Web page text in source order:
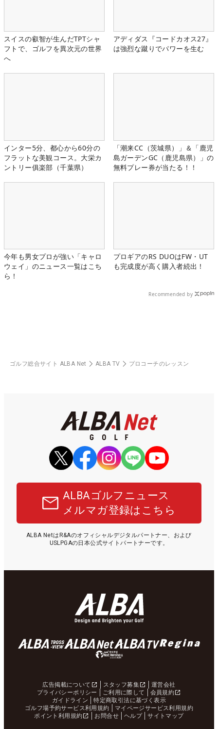
スイスの叡智が生んだTPTシャ
フトで、ゴルフを異次元の世界
へ
アディダス『コードカオス27』
は強烈な蹴りでパワーを生む
インター5分、都心から60分の
フラットな美観コース。大栄カ
ントリー俱楽部（千葉県）
「潮来CC（茨城県）」＆「鹿児
島ガーデンGC（鹿児島県）」の
無料プレー券が当たる！！
今年も男女プロが強い「キャロ
ウェイ」のニュース一覧はこち
ら！
プロギアのRS DUOはFW・UT
も完成度が高く購入者続出！
Recommended by
ゴルフ総合サイト ALBA Net ALBA TV プロコーチのレッスン
ALBAゴルフニュース
メルマガ登録はこちら
ALBA NetはR&Aのオフィシャルデジタルパートナー、および
USLPGAの日本公式サイトパートナーです。
広告掲載について スタッフ募集
運営会社
プライバシーポリシー
ご利用に際して
会員規約
ガイドライン
特定商取引法に基づく表示
ゴルフ場予約サービス利用規約
マイページサービス利用規約
ポイント利用規約
お問合せ ヘルプ サイトマップ